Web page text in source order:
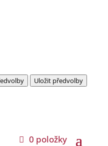
Uložit předvolby
0 položky